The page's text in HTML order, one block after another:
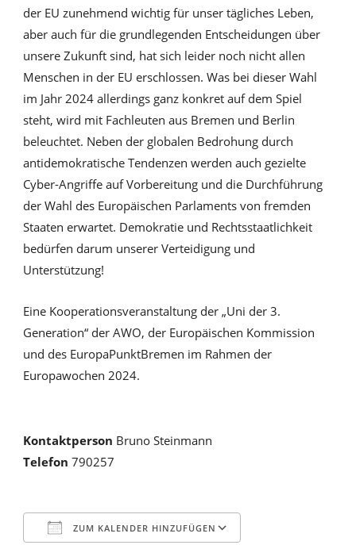
der EU zunehmend wichtig für unser tägliches Leben,
aber auch für die grundlegenden Entscheidungen über
unsere Zukunft sind, hat sich leider noch nicht allen
Menschen in der EU erschlossen. Was bei dieser Wahl
im Jahr 2024 allerdings ganz konkret auf dem Spiel
steht, wird mit Fachleuten aus Bremen und Berlin
beleuchtet. Neben der globalen Bedrohung durch
antidemokratische Tendenzen werden auch gezielte
Cyber-Angriffe auf Vorbereitung und die Durchführung
der Wahl des Europäischen Parlaments von fremden
Staaten erwartet. Demokratie und Rechtsstaatlichkeit
bedürfen darum unserer Verteidigung und
Unterstützung!
Eine Kooperationsveranstaltung der „Uni der 3.
Generation“ der AWO, der Europäischen Kommission
und des EuropaPunktBremen im Rahmen der
Europawochen 2024.
Kontaktperson Bruno Steinmann
Telefon 790257
ZUM KALENDER HINZUFÜGEN